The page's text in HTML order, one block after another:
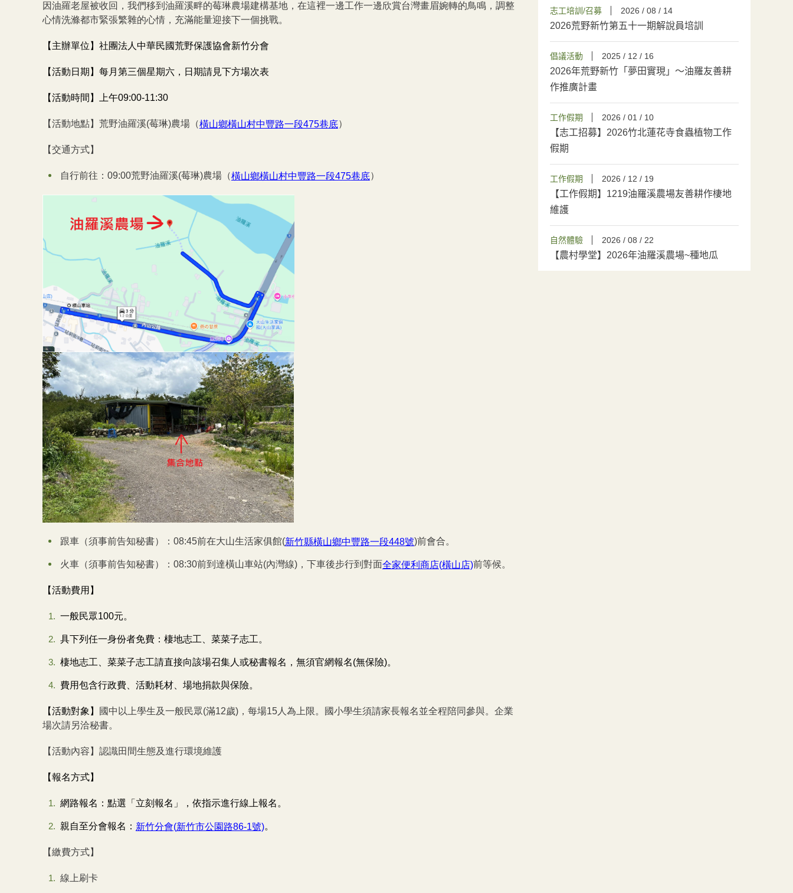
因油羅老屋被收回，我們移到油羅溪畔的莓琳農場建構基地，在這裡一邊工作一邊欣賞台灣畫眉婉轉的鳥鳴，調整
心情洗滌都市緊張繁雜的心情，充滿能量迎接下一個挑戰。
【主辦單位】社團法人中華民國荒野保護協會新竹分會
【活動日期】每月第三個星期六，日期請見下方場次表
【活動時間】上午09:00-11:30
【活動地點】荒野油羅溪(莓琳)農場（橫山鄉橫山村中豐路一段475巷底）
【交通方式】
自行前往：09:00荒野油羅溪(莓琳)農場（橫山鄉橫山村中豐路一段475巷底）
跟車（須事前告知秘書）：08:45前在大山生活家俱館(新竹縣橫山鄉中豐路一段448號)前會合。
火車（須事前告知秘書）：08:30前到達橫山車站(內灣線)，下車後步行到對面全家便利商店(橫山店)前等候。
【活動費用】
一般民眾100元。
具下列任一身份者免費：棲地志工、菜菜子志工。
棲地志工、菜菜子志工請直接向該場召集人或秘書報名，無須官網報名(無保險)。
費用包含行政費、活動耗材、場地捐款與保險。
【活動對象】
國中以上學生及一般民眾(滿12歲)，每場15人為上限。國小學生須請家長報名並全程陪同參與。企業
場次請另洽秘書。
【活動內容】認識田間生態及進行環境維護
【報名方式】
網路報名：點選「立刻報名」，依指示進行線上報名。
親自至分會報名： 新竹分會(新竹市公園路86-1號)。
【繳費方式】
線上刷卡
志工培訓/召募 2026 / 08 / 14
2026荒野新竹第五十一期解說員培訓
倡議活動 2025 / 12 / 16
2026年荒野新竹「夢田實現」～油羅友善耕
作推廣計畫
工作假期 2026 / 01 / 10
【志工招募】2026竹北蓮花寺食蟲植物工作
假期
工作假期 2026 / 12 / 19
【工作假期】1219油羅溪農場友善耕作棲地
維護
自然體驗 2026 / 08 / 22
【農村學堂】2026年油羅溪農場~種地瓜